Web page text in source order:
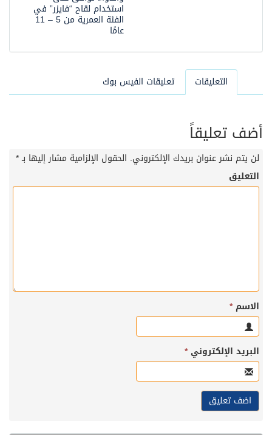
استخدام لقاح “فايزر” في
الفئة العمرية من 5 – 11
عامًا
التعليقات تعليقات الفيس بوك
أضف تعليقاً
لن يتم نشر عنوان بريدك الإلكتروني. الحقول الإلزامية مشار إليها بـ*
التعليق
الاسم*
البريد الإلكتروني*